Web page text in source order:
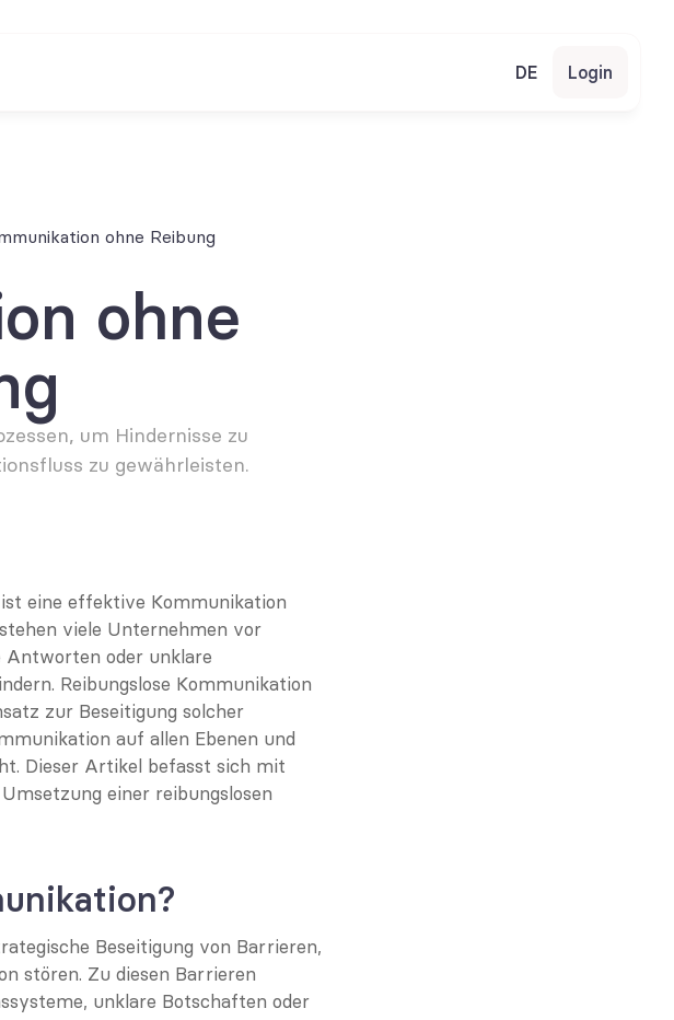
DE Login
ohne Reibung
ohne
um Hindernisse zu
zu gewährleisten.
eine effektive Kommunikation
viele Unternehmen vor
Antworten oder unklare
Reibungslose Kommunikation
zur Beseitigung solcher
auf allen Ebenen und
Dieser Artikel befasst sich mit
einer reibungslosen
Beseitigung von Barrieren,
stören. Zu diesen Barrieren
unklare Botschaften oder